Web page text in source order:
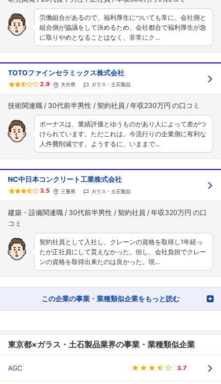
労働組合があるので、福利厚生についても常に、会社側と
組合側が協議をして決めるため、会社都合で福利厚生が急
に取りやめとなることはなく、非常にク…
TOTOファインセラミックス株式会社
2.9 大分県 ガラス・土石製品
技術関連職 30代前半男性 契約社員 年収230万円
ボーナスは、業績評価とゆうものがあり人によって差がつ
けられています。ただこれは、今流行りの企業側に有利な
人件費削減です。ようするに、いままで…
NC中日本コンクリート工業株式会社
3.5 三重県 ガラス・土石製品
建築・設備関連職 30代前半男性 契約社員 年収320万円
契約社員として入社し、クレーンの資格を取得し1年経っ
たが正社員にして貰えなかった。但し、会社負担でクレー
ンの資格を取得出来たのは良かった。現…
この企業の事業・業種類似企業をもっと読む
東京都×ガラス・土石製品業界の事業・業種類似企業
AGC 3.7